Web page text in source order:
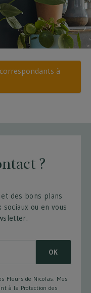
à
?
des bons plans
ou en vous
OK
Fleurs de Nicolas. Mes
à la Protection des
site lors de